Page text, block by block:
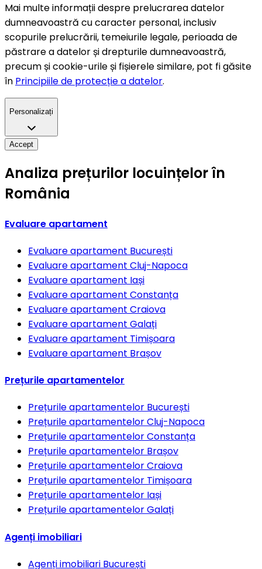
Mai multe informații despre prelucrarea datelor
dumneavoastră cu caracter personal, inclusiv
scopurile prelucrării, temeiurile legale, perioada de
păstrare a datelor și drepturile dumneavoastră,
precum și cookie-urile și fișierele similare, pot fi găsite
în Principiile de protecție a datelor.
Personalizați
Accept
Analiza prețurilor locuințelor în
România
Evaluare apartament
Evaluare apartament București
Evaluare apartament Cluj-Napoca
Evaluare apartament Iași
Evaluare apartament Constanța
Evaluare apartament Craiova
Evaluare apartament Galați
Evaluare apartament Timișoara
Evaluare apartament Brașov
Prețurile apartamentelor
Prețurile apartamentelor București
Prețurile apartamentelorCluj-Napoca
Prețurile apartamentelorConstanța
Prețurile apartamentelor Brașov
Prețurile apartamentelorCraiova
Prețurile apartamentelor Timișoara
Prețurile apartamentelor Iași
Prețurile apartamentelorGalați
Agenți imobiliari
Agenți imobiliari București